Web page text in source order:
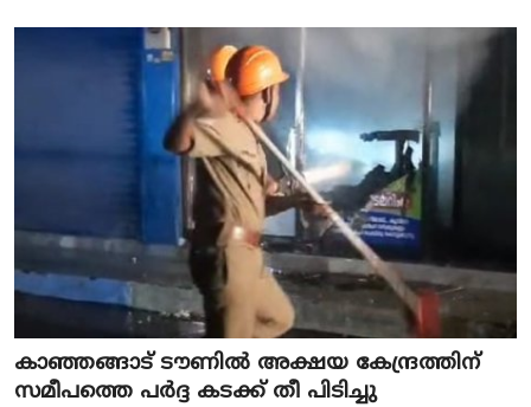
കാഞ്ഞങ്ങാട് ടൗണിൽ അക്ഷയ കേന്ദ്രത്തിന്
സമീപത്തെ പർദ്ദ കടക്ക് തീ പിടിച്ചു